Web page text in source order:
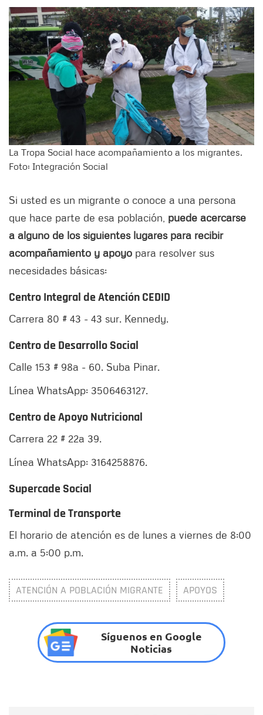
La Tropa Social hace acompañamiento a los migrantes.
Foto: Integración Social
Si usted es un migrante o conoce a una persona
que hace parte de esa población, puede acercarse
a alguno de los siguientes lugares para recibir
acompañamiento y apoyo para resolver sus
necesidades básicas:
Centro Integral de Atención CEDID
Carrera 80 # 43 - 43 sur. Kennedy.
Centro de Desarrollo Social
Calle 153 # 98a - 60. Suba Pinar.
Línea WhatsApp: 3506463127.
Centro de Apoyo Nutricional
Carrera 22 # 22a 39.
Línea WhatsApp: 3164258876.
Supercade Social
Terminal de Transporte
El horario de atención es de lunes a viernes de 8:00
a.m. a 5:00 p.m.
ATENCIÓN A POBLACIÓN MIGRANTE APOYOS
Síguenos en Google
Noticias